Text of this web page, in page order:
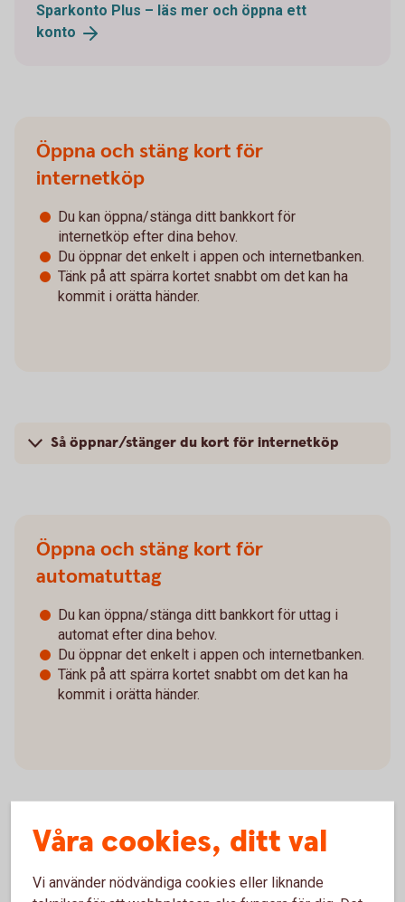
Sparkonto Plus – läs mer och öppna ett
konto
Öppna och stäng kort för
internetköp
Du kan öppna/stänga ditt bankkort för
internetköp efter dina behov.
Du öppnar det enkelt i appen och internetbanken.
Tänk på att spärra kortet snabbt om det kan ha
kommit i orätta händer.
Så öppnar/stänger du kort för internetköp
Öppna och stäng kort för
automatuttag
Du kan öppna/stänga ditt bankkort för uttag i
automat efter dina behov.
Du öppnar det enkelt i appen och internetbanken.
Tänk på att spärra kortet snabbt om det kan ha
kommit i orätta händer.
Så öppnar/stänger du kort för automatuttag
Våra cookies, ditt val
Vi använder nödvändiga cookies eller liknande